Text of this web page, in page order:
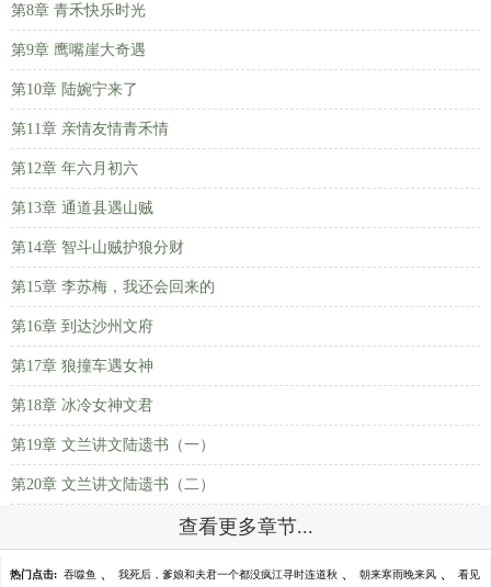
第8章 青禾快乐时光
第9章 鹰嘴崖大奇遇
第10章 陆婉宁来了
第11章 亲情友情青禾情
第12章 年六月初六
第13章 通道县遇山贼
第14章 智斗山贼护狼分财
第15章 李苏梅，我还会回来的
第16章 到达沙州文府
第17章 狼撞车遇女神
第18章 冰冷女神文君
第19章 文兰讲文陆遗书（一）
第20章 文兰讲文陆遗书（二）
查看更多章节...
热门点击: 吞噬鱼 、 我死后，爹娘和夫君一个都没疯江寻时连道秋 、 朝来寒雨晚来风 、 看见